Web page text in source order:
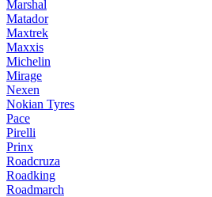
Marshal
Matador
Maxtrek
Maxxis
Michelin
Mirage
Nexen
Nokian Tyres
Pace
Pirelli
Prinx
Roadcruza
Roadking
Roadmarch